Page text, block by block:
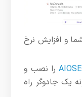
و افزایش نرخ
را نصب و
یک جادوگر راه